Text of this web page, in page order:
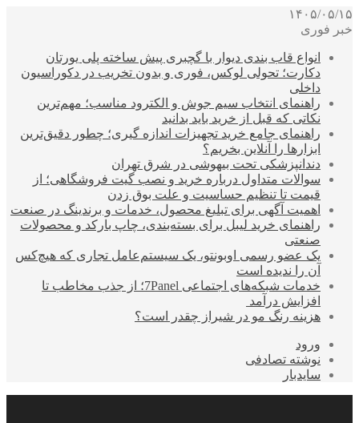
۱۴۰۵/۰۵/۱۵
خبر فوری
انواع قاب بندی دیوار با گچبری پیش ساخته پلی یورتان
دکارت؛ تحولی لوکس، فوری و بدون تخریب در دکوراسیون
داخلی
راهنمای انتخاب سیم جوش و الکترود مناسب؛ مهم‌ترین
نکاتی که قبل از خرید باید بدانید
راهنمای جامع خرید تجهیزات اندازه گیری؛ چطور دقیق‌ترین
ابزارها را آنلاین بخریم؟
دندانپزشکی تحت بیهوشی در شرق تهران
سوالات متداول درباره خرید و نصب گیت فروشگاهی؛ از
قیمت تا تنظیم حساسیت و علت بوق زدن
اهمیت آگهی برای تبلیغ محصول، خدمات و برندینگ در صنعت
راهنمای خرید لیبل برای بسته‌بندی، چاپ بارکد و محصولات
صنعتی
یک عضو رسمی اوبونتو، یک سیستم‌عامل تجاری که هیچ‌کس
آن را ندیده است
خدمات شبکه‌های اجتماعی 7Panel؛ از جذب مخاطب تا
افزایش درآمد
هزینه رنگ مو در شیراز چقدر است؟
ورود
نوشته تصادفی
سایدبار